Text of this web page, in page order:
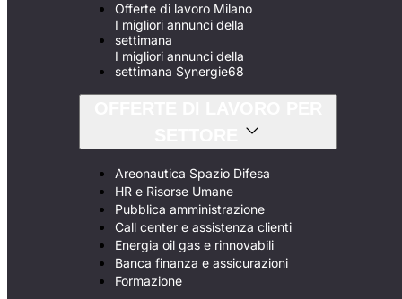
Offerte di lavoro Milano
I migliori annunci della
settimana
I migliori annunci della
settimana Synergie68
Areonautica Spazio Difesa
HR e Risorse Umane
Pubblica amministrazione
Call center e assistenza clienti
Energia oil gas e rinnovabili
Banca finanza e assicurazioni
Formazione